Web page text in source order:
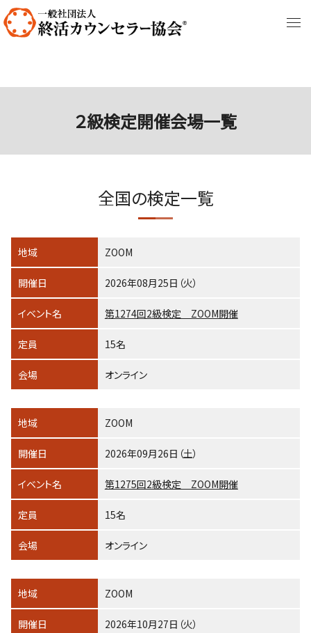
２級検定開催会場一覧
全国の検定一覧
地域 ZOOM
開催日 2026年08月25日（火）
イベント名 第1274回2級検定 ZOOM開催
定員 15名
会場 オンライン
地域 ZOOM
開催日 2026年09月26日（土）
イベント名 第1275回2級検定 ZOOM開催
定員 15名
会場 オンライン
地域 ZOOM
開催日 2026年10月27日（火）